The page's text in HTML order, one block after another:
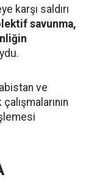
karşı saldırı
savunma,
ve